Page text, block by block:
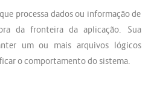
processa dados ou informação de
da fronteira da aplicação. Sua
um ou mais arquivos lógicos
o comportamento do sistema.